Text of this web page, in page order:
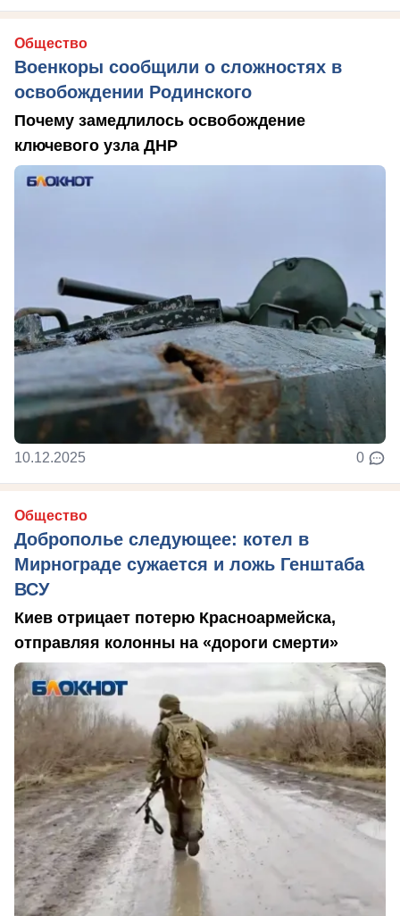
Общество
Военкоры сообщили о сложностях в
освобождении Родинского
Почему замедлилось освобождение
ключевого узла ДНР
10.12.2025 0
Общество
Доброполье следующее: котел в
Мирнограде сужается и ложь Генштаба
ВСУ
Киев отрицает потерю Красноармейска,
отправляя колонны на «дороги смерти»